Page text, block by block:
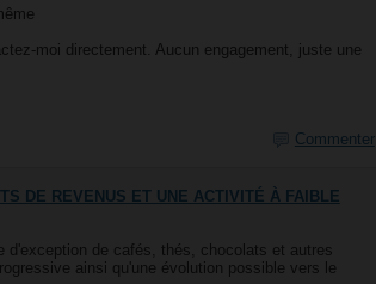
moi directement. Aucun engagement, juste une
Commenter
DE REVENUS ET UNE ACTIVITÉ À FAIBLE
d'exception de cafés, thés, chocolats et autres
ainsi qu'une évolution possible vers le